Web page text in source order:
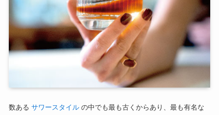
数ある サワースタイルの中でも最も古くからあり、最も有名な